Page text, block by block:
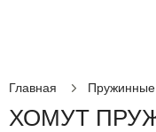
Главная
ХОМУТ